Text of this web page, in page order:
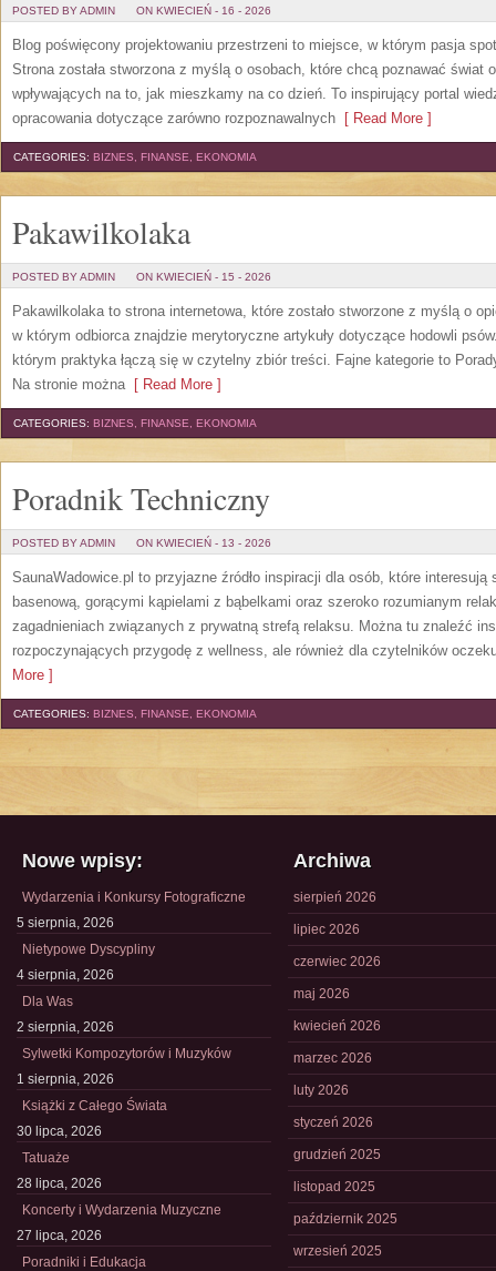
POSTED BY ADMIN ON KWIECIEŃ - 16 - 2026
Blog poświęcony projektowaniu przestrzeni to miejsce, w którym pasja
Strona została stworzona z myślą o osobach, które chcą poznawać świat
wpływających na to, jak mieszkamy na co dzień. To inspirujący portal
opracowania dotyczące zarówno rozpoznawalnych [ Read More ]
CATEGORIES: BIZNES, FINANSE, EKONOMIA
Pakawilkolaka
POSTED BY ADMIN ON KWIECIEŃ - 15 - 2026
Pakawilkolaka to strona internetowa, które zostało stworzone z myślą o
w którym odbiorca znajdzie merytoryczne artykuły dotyczące hodowli
którym praktyka łączą się w czytelny zbiór treści. Fajne kategorie to
Na stronie można[ Read More ]
CATEGORIES: BIZNES, FINANSE, EKONOMIA
Poradnik Techniczny
POSTED BY ADMIN ON KWIECIEŃ - 13 - 2026
SaunaWadowice.pl to przyjazne źródło inspiracji dla osób, które
basenową, gorącymi kąpielami z bąbelkami oraz szeroko rozumianym
zagadnieniach związanych z prywatną strefą relaksu. Można tu znaleźć
rozpoczynających przygodę z wellness, ale również dla czytelników
More ]
CATEGORIES: BIZNES, FINANSE, EKONOMIA
Nowe wpisy:
Wydarzenia i Konkursy Fotograficzne
5 sierpnia, 2026
Nietypowe Dyscypliny
4 sierpnia, 2026
Dla Was
2 sierpnia, 2026
Sylwetki Kompozytorów i Muzyków
1 sierpnia, 2026
Książki z Całego Świata
30 lipca, 2026
Tatuaże
28 lipca, 2026
Koncerty i Wydarzenia Muzyczne
27 lipca, 2026
Poradniki i Edukacja
Archiwa
sierpień 2026
lipiec 2026
czerwiec 2026
maj 2026
kwiecień 2026
marzec 2026
luty 2026
styczeń 2026
grudzień 2025
listopad 2025
październik 2025
wrzesień 2025